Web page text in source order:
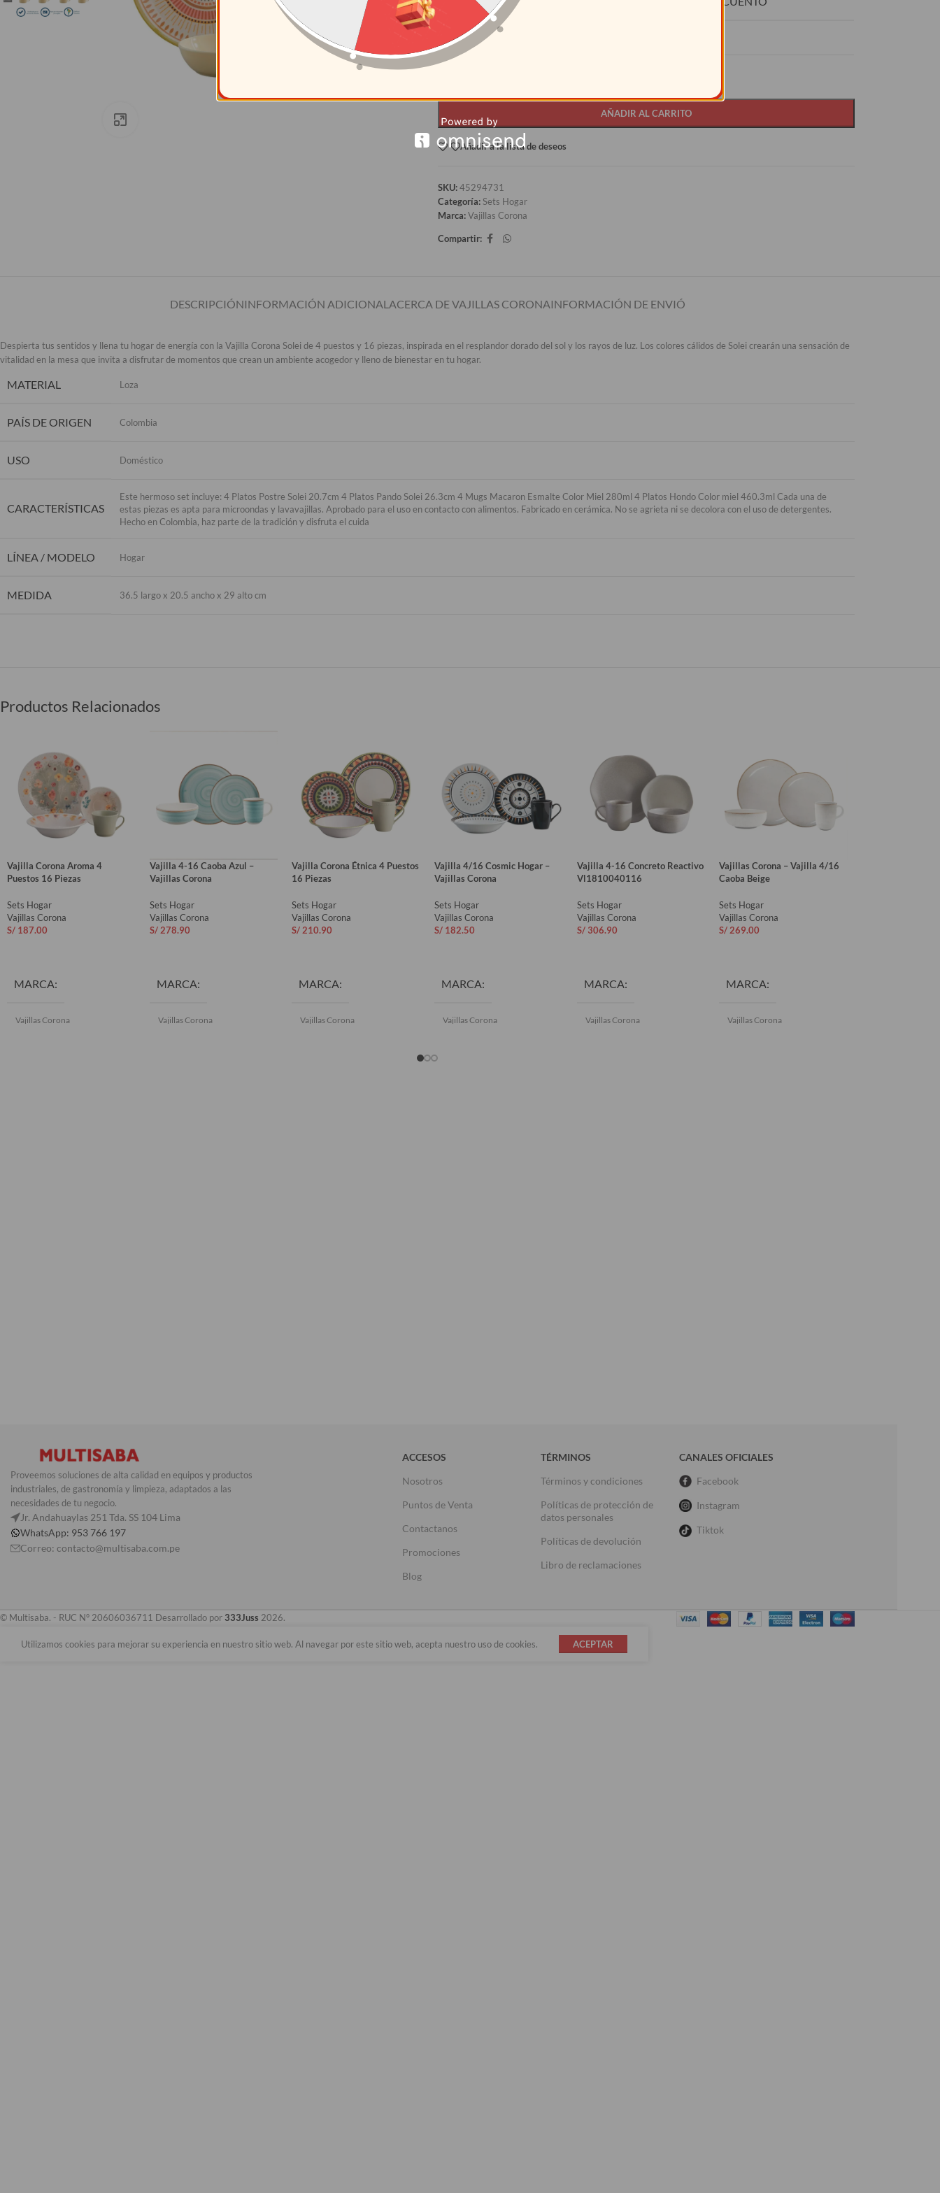
12+
AÑADIR AL CARRITO
Añadir a la lista de deseos
SKU:45294731
Categoría:Sets Hogar
Marca:Vajillas Corona
Compartir:
DESCRIPCIÓNINFORMACIÓN ADICIONAL ACERCA DE VAJILLAS CORONAINFORMACIÓN DE ENVIÓ
Despierta tus sentidos y llena tu hogar de energía con la Vajilla Corona Solei de 4 puestos y 16 piezas, inspirada en el resplandor dorado del sol y los rayos de luz. Los colores cálidos de Solei crearán una sensación de
vitalidad en la mesa que invita a disfrutar de momentos que crean un ambiente acogedor y lleno de bienestar en tu hogar.
MATERIAL Loza
PAÍS DE ORIGEN Colombia
USO Doméstico
CARACTERÍSTICAS
Este hermoso set incluye: 4 Platos Postre Solei 20.7cm 4 Platos Pando Solei 26.3cm 4 Mugs Macaron Esmalte Color Miel 280ml 4 Platos Hondo Color miel 460.3ml Cada una de
estas piezas es apta para microondas y lavavajillas. Aprobado para el uso en contacto con alimentos. Fabricado en cerámica. No se agrieta ni se decolora con el uso de detergentes.
Hecho en Colombia, haz parte de la tradición y disfruta el cuida
LÍNEA / MODELO Hogar
MEDIDA 36.5 largo x 20.5 ancho x 29 alto cm
Productos Relacionados
Vajilla Corona Aroma 4
Puestos 16 Piezas
Sets Hogar
Vajillas Corona
S/ 187.00
MARCA
Vajillas Corona
Vajilla 4-16 Caoba Azul –
Vajillas Corona
Sets Hogar
Vajillas Corona
S/278.90
MARCA
Vajillas Corona
Vajilla Corona Étnica 4 Puestos
16 Piezas
Sets Hogar
Vajillas Corona
S/ 210.90
MARCA
Vajillas Corona
Vajilla 4/16 Cosmic Hogar –
Vajillas Corona
Sets Hogar
Vajillas Corona
S/182.50
MARCA
Vajillas Corona
Vajilla 4-16 Concreto Reactivo
Vl1810040116
Sets Hogar
Vajillas Corona
S/306.90
MARCA
Vajillas Corona
Vajillas Corona – Vajilla 4/16
Caoba Beige
Sets Hogar
Vajillas Corona
S/ 269.00
MARCA
Vajillas Corona
Proveemos soluciones de alta calidad en equipos y productos
industriales, de gastronomía y limpieza, adaptados a las
necesidades de tu negocio.
Jr. Andahuaylas 251 Tda. SS 104 Lima
WhatsApp: 953 766 197
Correo: contacto@multisaba.com.pe
ACCESOS
Nosotros
Puntos de Venta
Contactanos
Promociones
Blog
TÉRMINOS
Términos y condiciones
Políticas de protección de
datos personales
Políticas de devolución
Libro de reclamaciones
CANALES OFICIALES
Facebook
Instagram
Tiktok
© Multisaba. - RUC N° 20606036711 Desarrollado por 333Juss 2026.
Utilizamos cookies para mejorar su experiencia en nuestro sitio web. Al navegar por este sitio web, acepta nuestro uso de cookies. ACEPTAR